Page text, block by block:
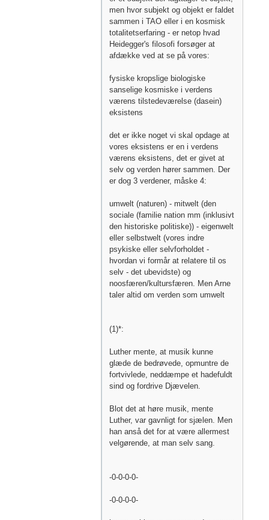
men hvor subjekt og objekt er faldet
sammen i TAO eller i en kosmisk
totalitetserfaring - er netop hvad
Heidegger's filosofi forsøger at
afdække ved at se på vores:
fysiske kropslige biologiske
sanselige kosmiske i verdens
værens tilstedeværelse (dasein)
eksistens
det er ikke noget vi skal opdage at
vores eksistens er en i verdens
værens eksistens, det er givet at
selv og verden hører sammen. Der
er dog 3 verdener, måske 4:
umwelt (naturen) - mitwelt (den
sociale (familie nation mm (inklusivt
den historiske politiske)) - eigenwelt
eller selbstwelt (vores indre
psykiske eller selvforholdet -
hvordan vi formår at relatere til os
selv - det ubevidste) og
noosfæren/kultursfæren. Men Arne
taler altid om verden som umwelt
(1)*:
Luther mente, at musik kunne
glæde de bedrøvede, opmuntre de
fortvivlede, neddæmpe et hadefuldt
sind og fordrive Djævelen.
Blot det at høre musik, mente
Luther, var gavnligt for sjælen. Men
han anså det for at være allermest
velgørende, at man selv sang.
-0-0-0-0-
-0-0-0-0-